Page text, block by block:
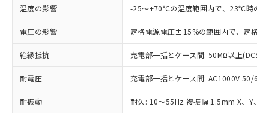
温度の影響 -25～+70℃の温度範囲内で、23℃時の
電圧の影響 定格電源電圧±15%の範囲内で、定格
絶縁抵抗 充電部一括とケース間: 50MΩ以上
耐電圧 充電部一括とケース間: AC1000V 50/
耐振動 耐久: 10～55Hz 複振幅 1.5mm X、Y、Z
本サービスは、当社制御機器事業取扱
商品の当社在庫状況および標準価格
(税抜)を提供させていただくもので
本サービスの対象外となる商品もある
ことをご了承ください。
在庫状況および標準価格照会結果は、
調査・確認中：EU RoHS指令（10物質）の
非含有の対応状況を調査中または確認中の
商品です。
非該当品：ライセンス料など無形物で、有
害物質有無と関係のない商品です。
仕入先様の事情により、非含有部品として
いたものが、含有品と判明した場合などや
※1 中国RoHS○×表
「○」：最大均質材料含有率が中国RoHSの
基準値以下であることを示します。
「×」：最大均質材料含有率が中国RoHSの
基準値を超えていることを示します。
「－」：未確認です。当社販売部門へお問
当社は、これら貴社製品のうち、外国
為替および外国貿易法に定める商品